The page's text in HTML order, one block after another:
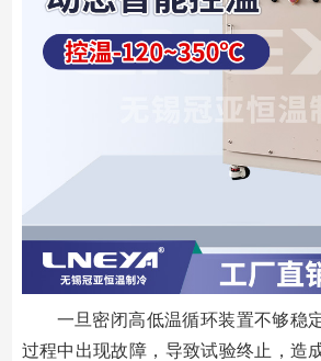
一旦密闭高低温循环装置不够稳
过程中出现故障，导致试验终止，造